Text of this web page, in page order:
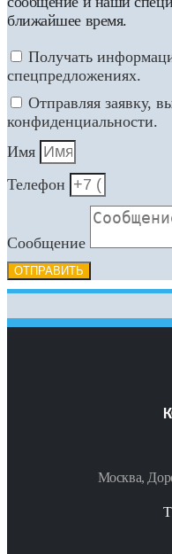
ближайшее время.
Получать
спецпредложениях.
Отправляя заявку,
конфиденциальности.
Имя
Телефон
Сообщение
ОТПРАВИТЬ
Москва,